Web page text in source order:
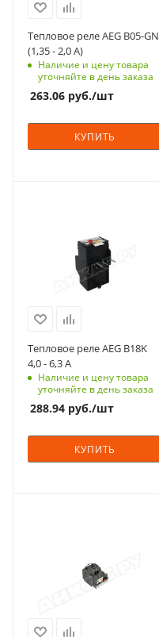
Тепловое реле AEG B05-GN
(1,35 - 2,0 A)
Наличие и цену товара
уточняйте в день заказа
263.06 руб./шт
КУПИТЬ
Тепловое реле AEG B18K
4,0 - 6,3 A
Наличие и цену товара
уточняйте в день заказа
288.94 руб./шт
КУПИТЬ